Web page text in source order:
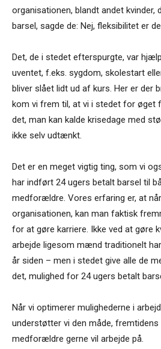
organisationen, blandt andet kvinder,
barsel, sagde de: Nej, fleksibilitet er
Det, de i stedet efterspurgte, var
uventet, f.eks. sygdom, skolestart
bliver slået lidt ud af kurs. Her er der
kom vi frem til, at vi i stedet for øget
det, man kan kalde krisedage med
ikke selv udtænkt.
Det er en meget vigtig ting, som vi
har indført 24 ugers betalt barsel til
medforældre. Vores erfaring er, at
organisationen, kan man faktisk
for at gøre karriere. Ikke ved at gøre
arbejde ligesom mænd traditionelt
år siden – men i stedet give alle de
det, mulighed for 24 ugers betalt
Når vi optimerer mulighederne i
understøtter vi den måde,
medforældre gerne vil arbejde på.